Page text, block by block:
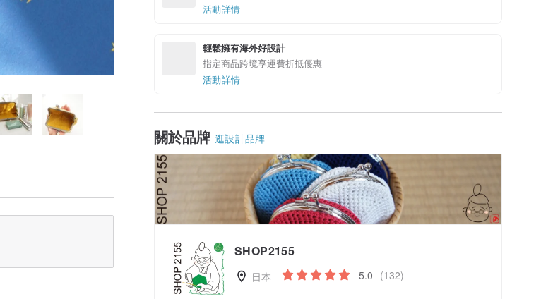
活動詳情
輕鬆擁有海外好設計
指定商品跨境享運費折抵優惠
活動詳情
關於品牌 逛設計品牌
SHOP2155
日本 5.0 (132)